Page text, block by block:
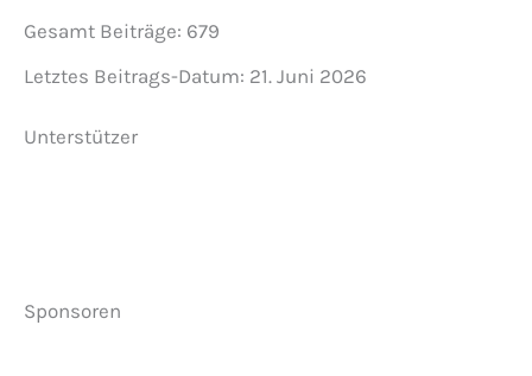
Gesamt Beiträge: 679
Letztes Beitrags-Datum: 21. Juni 2026
Unterstützer
Sponsoren